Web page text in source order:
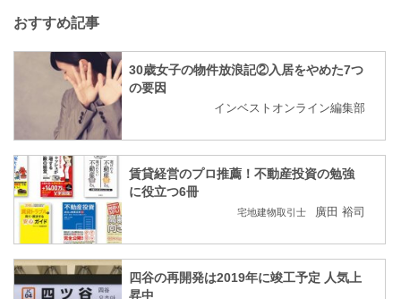
おすすめ記事
30歳女子の物件放浪記②入居をやめた7つ
の要因
インベストオンライン編集部
賃貸経営のプロ推薦！不動産投資の勉強
に役立つ6冊
宅地建物取引士 廣田 裕司
四谷の再開発は2019年に竣工予定 人気上
昇中